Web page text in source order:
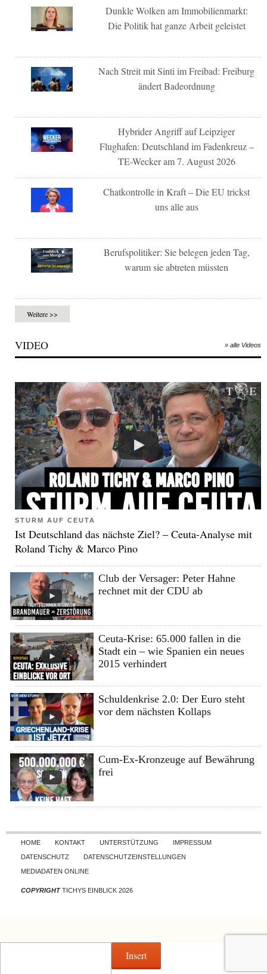
Dunkle Wolken am Immobilienmarkt:
Die Politik hat ganze Arbeit geleistet
Nach Streit mit Sinti im Freibad: Freiburg
ändert Badeordnung
Hybrider Angriff auf Leipziger
Flughafen: Deutschland im Fadenkreuz –
TE-Wecker am 7. August 2026
Chatkontrolle in Kraft – Die EU trickst
uns alle aus
Berufspolitiker: Sie belegen jeden Tag,
warum sie abtreten müssten
Weitere >>
VIDEO » alle Videos
STURM AUF CEUTA
Ist Deutschland das nächste Ziel? – Ceuta-Analyse mit
Roland Tichy & Marco Pino
Club der Versager: Peter Hahne
rechnet mit der CDU ab
Ceuta-Krise: 65.000 fallen in die
Stadt ein – wie Spanien ein neues
2015 verhindert
Schuldenkrise 2.0: Der Euro steht
vor dem nächsten Kollaps
Cum-Ex-Kronzeuge auf Bewährung
frei
Skip to content
HOME KONTAKT UNTERSTÜTZUNG
IMPRESSUM
DATENSCHUTZ
DATENSCHUTZEINSTELLUNGEN
MEDIADATEN ONLINE
COPYRIGHTTICHYS EINBLICK 2026
Insert